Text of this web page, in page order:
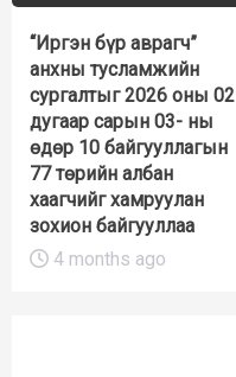
“Иргэн бүр аврагч”
анхны тусламжийн
сургалтыг 2026 оны 02
дугаар сарын 03- ны
өдөр 10 байгууллагын
77 төрийн албан
хаагчийг хамруулан
зохион байгууллаа
4 months ago